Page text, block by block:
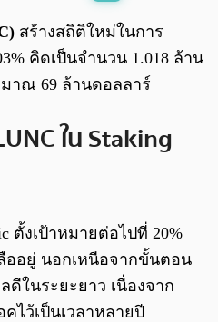
0:00
สร้างสถิติใหม่ในการ
คิดเป็นจำนวน 1.018 ล้าน
าณ 69 ล้านดอลลาร์
ใน Staking
ตั้งเป้าหมายต่อไปที่ 20%
ออยู่ นอกเหนือจากขั้นตอน
ดีในระยะยาว เนื่องจาก
ไว้เป็นเวลาหลายปี